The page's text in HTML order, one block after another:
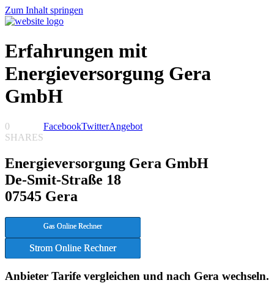
Zum Inhalt springen
Erfahrungen mit
Energieversorgung Gera
GmbH
0
SHARES
FacebookTwitterAngebot
Energieversorgung Gera GmbH
De-Smit-Straße 18
07545 Gera
Gas Online Rechner
Strom Online Rechner
Anbieter Tarife vergleichen und nach Gera wechseln.